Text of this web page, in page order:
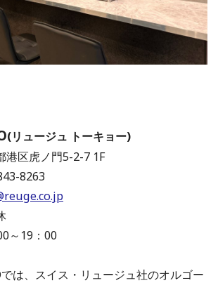
(リュージュ トーキョー)
区虎ノ門5-2-7 1F
8263
～19：00
は、スイス・リュージュ社のオルゴー